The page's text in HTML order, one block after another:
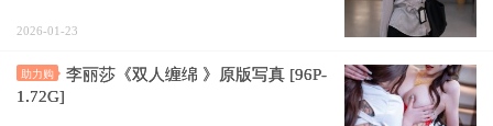
2026-01-23
助力购
李丽莎《双人缠绵 》原版写真 [96P-
1.72G]